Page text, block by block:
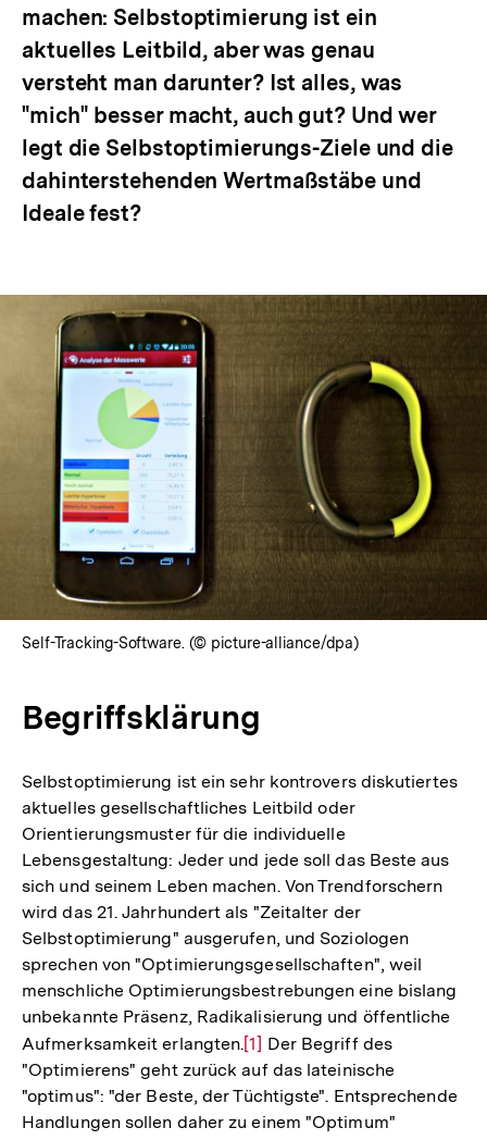
machen: Selbstoptimierung ist ein
aktuelles Leitbild, aber was genau
versteht man darunter? Ist alles, was
"mich" besser macht, auch gut? Und wer
legt die Selbstoptimierungs-Ziele und die
dahinterstehenden Wertmaßstäbe und
Ideale fest?
Self-Tracking-Software. (© picture-alliance/dpa)
Begriffsklärung
Selbstoptimierung ist ein sehr kontrovers diskutiertes
aktuelles gesellschaftliches Leitbild oder
Orientierungsmuster für die individuelle
Lebensgestaltung: Jeder und jede soll das Beste aus
sich und seinem Leben machen. Von Trendforschern
wird das 21. Jahrhundert als "Zeitalter der
Selbstoptimierung" ausgerufen, und Soziologen
sprechen von "Optimierungsgesellschaften", weil
menschliche Optimierungsbestrebungen eine bislang
unbekannte Präsenz, Radikalisierung und öffentliche
Aufmerksamkeit erlangten.Zur
Auflösung
der
Fußnote
[1] Der Begriff des
"Optimierens" geht zurück auf das lateinische
"optimus": "der Beste, der Tüchtigste". Entsprechende
Handlungen sollen daher zu einem "Optimum"